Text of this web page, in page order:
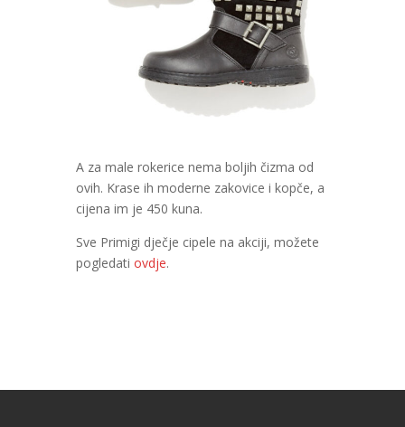
A za male rokerice nema boljih čizma od
ovih. Krase ih moderne zakovice i kopče, a
cijena im je 450 kuna.
Sve Primigi dječje cipele na akciji, možete
pogledati ovdje.